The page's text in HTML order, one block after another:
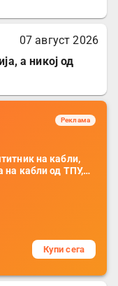
07 август 2026
а никој од
Реклама
на кабли,
на кабли од ТПУ,
кабли, без
комплет
Купи сега